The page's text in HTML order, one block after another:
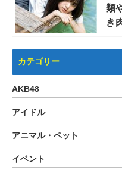
類
き
カテゴリー
AKB48
アイドル
アニマル・ペット
イベント